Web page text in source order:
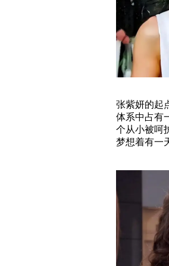
张紫妍的起
体系中占有
个从小被呵
梦想着有一